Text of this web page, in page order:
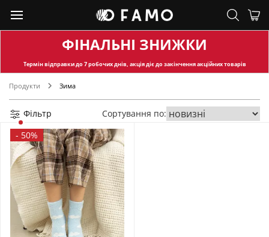
ФІНАЛЬНІ ЗНИЖКИ
Термін відправкидо 7 робочих днів, акція діє до закінчення акційних товарів
Продукти Зима
Фільтр
Сортування по:
- 50%